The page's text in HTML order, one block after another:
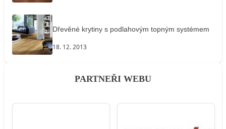
Dřevěné krytiny s podlahovým topným systémem
18. 12. 2013
PARTNEŘI WEBU